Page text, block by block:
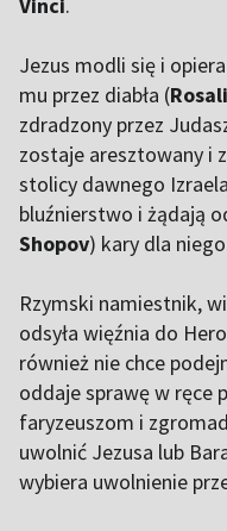
Jezus modli się i
mu przez diabła (
zdradzony przez
zostaje aresztowany i
stolicy dawnego
bluźnierstwo i żądają
Shopov) kary dla
Rzymski namiestnik,
odsyła więźnia do
również nie chce
oddaje sprawę w ręce
faryzeuszom i
uwolnić Jezusa lub
wybiera uwolnienie